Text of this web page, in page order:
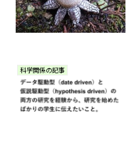
科学関係の記事